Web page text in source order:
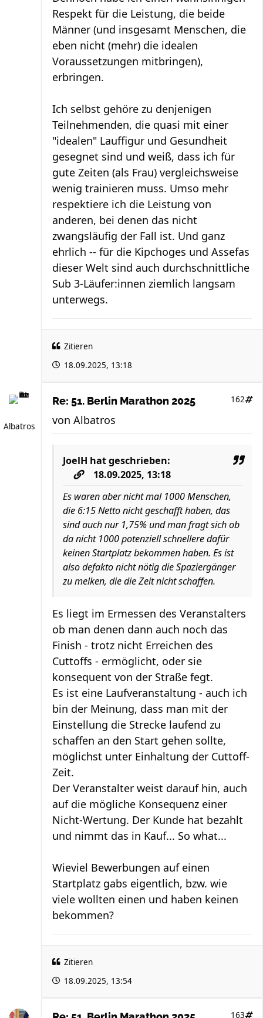
Respekt für die Leistung, die beide
Männer (und insgesamt Menschen, die
eben nicht (mehr) die idealen
Voraussetzungen mitbringen),
erbringen.
Ich selbst gehöre zu denjenigen
Teilnehmenden, die quasi mit einer
"idealen" Lauffigur und Gesundheit
gesegnet sind und weiß, dass ich für
gute Zeiten (als Frau) vergleichsweise
wenig trainieren muss. Umso mehr
respektiere ich die Leistung von
anderen, bei denen das nicht
zwangsläufig der Fall ist. Und ganz
ehrlich -- für die Kipchoges und Assefas
dieser Welt sind auch durchschnittliche
Sub 3-Läufer:innen ziemlich langsam
unterwegs.
Zitieren
18.09.2025, 13:18
Albatros
Re: 51. Berlin Marathon 2025 162
von Albatros
JoelH hat geschrieben:
18.09.2025, 13:18
Es waren aber nicht mal 1000 Menschen,
die 6:15 Netto nicht geschafft haben, das
sind auch nur 1,75% und man fragt sich ob
da nicht 1000 potenziell schnellere dafür
keinen Startplatz bekommen haben. Es ist
also defakto nicht nötig die Spaziergänger
zu melken, die die Zeit nicht schaffen.
Es liegt im Ermessen des Veranstalters
ob man denen dann auch noch das
Finish - trotz nicht Erreichen des
Cuttoffs - ermöglicht, oder sie
konsequent von der Straße fegt.
Es ist eine Laufveranstaltung - auch ich
bin der Meinung, dass man mit der
Einstellung die Strecke laufend zu
schaffen an den Start gehen sollte,
möglichst unter Einhaltung der Cuttoff-
Zeit.
Der Veranstalter weist darauf hin, auch
auf die mögliche Konsequenz einer
Nicht-Wertung. Der Kunde hat bezahlt
und nimmt das in Kauf... So what...
Wieviel Bewerbungen auf einen
Startplatz gabs eigentlich, bzw. wie
viele wollten einen und haben keinen
bekommen?
Zitieren
18.09.2025, 13:54
163